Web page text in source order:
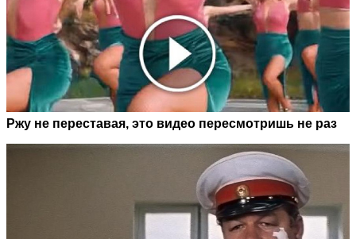
Ржу не переставая, это видео пересмотришь не раз